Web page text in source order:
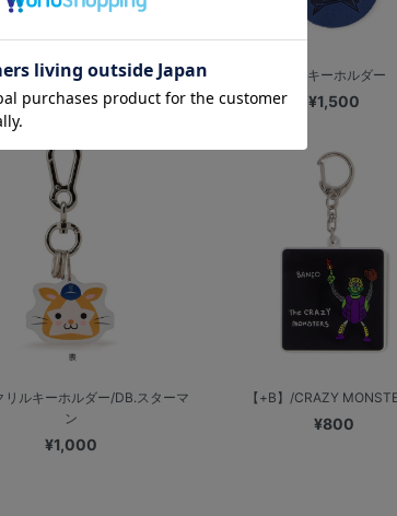
ホテルキーホルダー
¥1,000
本革キーホルダー
¥1,500
リルキーホルダー/DB.スターマ
ン
¥1,000
【+B】/CRAZY
¥800